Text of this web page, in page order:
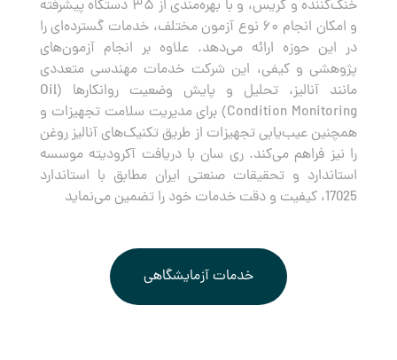
خنک‌کننده و گریس، و با بهره‌مندی از ۳۵ دستگاه پیشرفته
و امکان انجام ۶۰ نوع آزمون مختلف، خدمات گسترده‌ای را
در این حوزه ارائه می‌دهد. علاوه بر انجام آزمون‌های
پژوهشی و کیفی، این شرکت خدمات مهندسی متعددی
مانند آنالیز، تحلیل و پایش وضعیت روانکارها (Oil
Condition Monitoring) برای مدیریت سلامت تجهیزات و
همچنین عیب‌یابی تجهیزات از طریق تکنیک‌های آنالیز روغن
را نیز فراهم می‌کند. ری سان با دریافت آکرودیته موسسه
استاندارد و تحقیقات صنعتی ایران مطابق با استاندارد
17025، کیفیت و دقت خدمات خود را تضمین می‌نماید
خدمات آزمایشگاهی